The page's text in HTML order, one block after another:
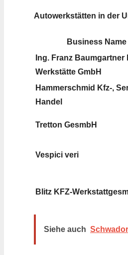
Autowerkstätten in der
Business Name
Ing. Franz Baumgartner
Werkstätte GmbH
Hammerschmid Kfz-,
Handel
Tretton GesmbH
Vespici veri
Blitz KFZ-
Siehe auch